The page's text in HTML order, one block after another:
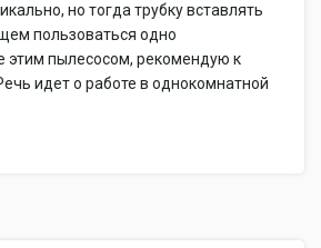
но тогда трубку вставлять
пользоваться одно
этим пылесосом, рекомендую к
идет о работе в однокомнатной